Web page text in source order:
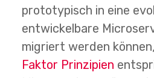
prototypisch in eine
entwickelbare
migriert werden
Faktor Prinzipien